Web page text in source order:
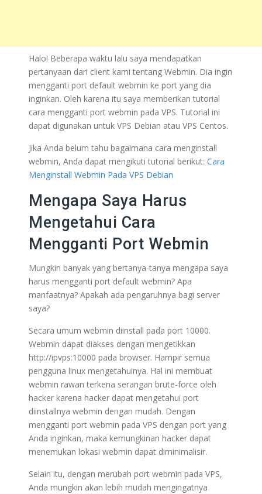
Halo! Beberapa waktu lalu saya mendapatkan
pertanyaan dari client kami tentang Webmin. Dia ingin
mengganti port default webmin ke port yang dia
inginkan. Oleh karena itu saya memberikan tutorial
cara mengganti port webmin pada VPS. Tutorial ini
dapat digunakan untuk VPS Debian atau VPS Centos.
Jika Anda belum tahu bagaimana cara menginstall
webmin, Anda dapat mengikuti tutorial berikut: Cara
Menginstall Webmin Pada VPS Debian
Mengapa Saya Harus
Mengetahui Cara
Mengganti Port Webmin
Mungkin banyak yang bertanya-tanya mengapa saya
harus mengganti port default webmin? Apa
manfaatnya? Apakah ada pengaruhnya bagi server
saya?
Secara umum webmin diinstall pada port 10000.
Webmin dapat diakses dengan mengetikkan
http://ipvps:10000 pada browser. Hampir semua
pengguna linux mengetahuinya. Hal ini membuat
webmin rawan terkena serangan brute-force oleh
hacker karena hacker dapat mengetahui port
diinstallnya webmin dengan mudah. Dengan
mengganti port webmin pada VPS dengan port yang
Anda inginkan, maka kemungkinan hacker dapat
menemukan lokasi webmin dapat diminimalisir.
Selain itu, dengan merubah port webmin pada VPS,
Anda mungkin akan lebih mudah mengingatnya